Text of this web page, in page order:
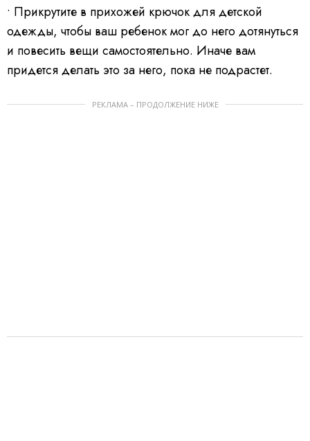
• Прикрутите в прихожей крючок для детской
одежды, чтобы ваш ребенок мог до него дотянуться
и повесить вещи самостоятельно. Иначе вам
придется делать это за него, пока не подрастет.
РЕКЛАМА – ПРОДОЛЖЕНИЕ НИЖЕ